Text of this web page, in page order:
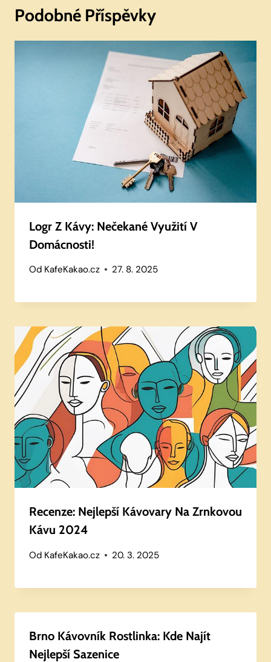
Podobné Příspěvky
Logr Z Kávy: Nečekané Využití V
Domácnosti!
Od KafeKakao.cz 27. 8. 2025
Recenze: Nejlepší Kávovary Na Zrnkovou
Kávu 2024
Od KafeKakao.cz 20. 3. 2025
Brno Kávovník Rostlinka: Kde Najít
Nejlepší Sazenice